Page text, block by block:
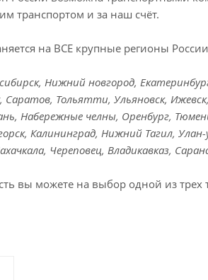
транспортом и за наш счёт.
на ВСЕ крупные регионы
Нижний новгород,
Саратов, Тольятти, Ульяновск,
Набережные челны, Оренбург,
Калининград, Нижний Тагил,
Череповец, Владикавказ,
вы можете на выбор одной из